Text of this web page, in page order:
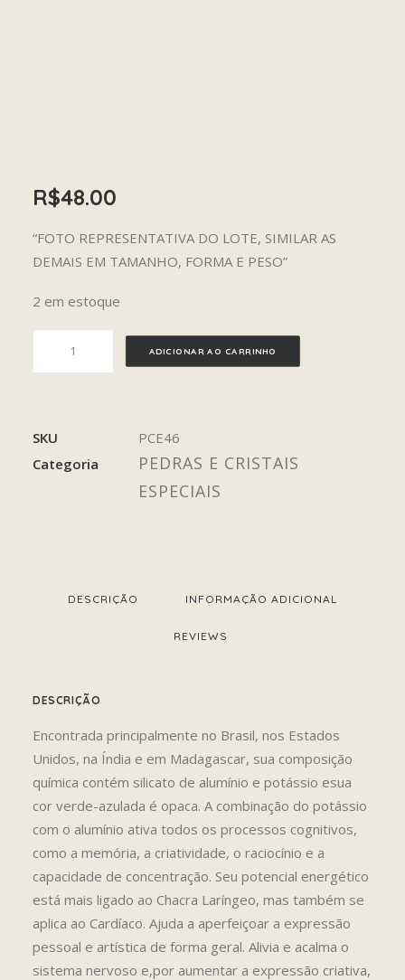
R$48.00
“FOTO REPRESENTATIVA DO LOTE, SIMILAR AS
DEMAIS EM TAMANHO, FORMA E PESO”
2 em estoque
ADICIONAR AO CARRINHO
SKU
PCE46
Categoria
PEDRAS E CRISTAIS
ESPECIAIS
DESCRIÇÃO INFORMAÇÃO ADICIONAL
REVIEWS
DESCRIÇÃO
Encontrada principalmente no Brasil, nos Estados
Unidos, na Índia e em Madagascar, sua composição
química contém silicato de alumínio e potássio esua
cor verde-azulada é opaca. A combinação do potássio
com o alumínio ativa todos os processos cognitivos,
como a memória, a criatividade, o raciocínio e a
capacidade de concentração. Seu potencial energético
está mais ligado ao Chacra Laríngeo, mas também se
aplica ao Cardíaco. Ajuda a aperfeiçoar a expressão
pessoal e artística de forma geral. Alivia e acalma o
sistema nervoso e,por aumentar a expressão criativa,